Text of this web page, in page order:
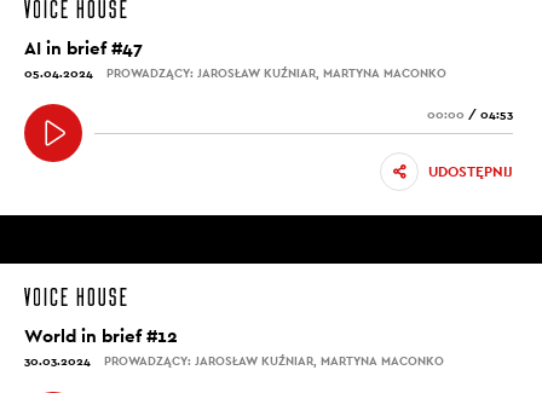
AI in brief #47
05.04.2024 PROWADZĄCY: JAROSŁAW KUŹNIAR, MARTYNA MACONKO
00:00 / 04:53
UDOSTĘPNIJ
World in brief #12
30.03.2024 PROWADZĄCY: JAROSŁAW KUŹNIAR, MARTYNA MACONKO